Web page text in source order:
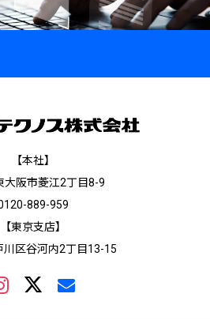
【本社】
大阪市菱江2丁目8-9
889-959
【東京支店】
川区谷河内2丁目13-15